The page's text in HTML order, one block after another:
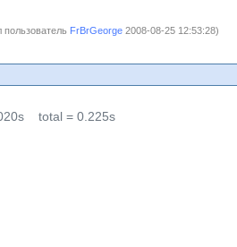
FrBrGeorge 2008-08-25 12:53:28)
total = 0.225s